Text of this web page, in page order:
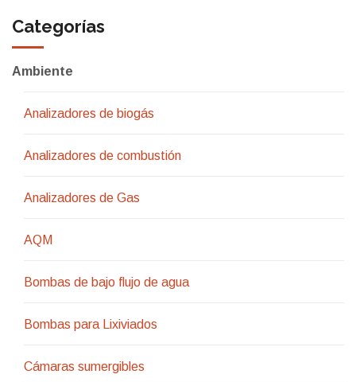
Categorías
Ambiente
Analizadores de biogás
Analizadores de combustión
Analizadores de Gas
AQM
Bombas de bajo flujo de agua
Bombas para Lixiviados
Cámaras sumergibles